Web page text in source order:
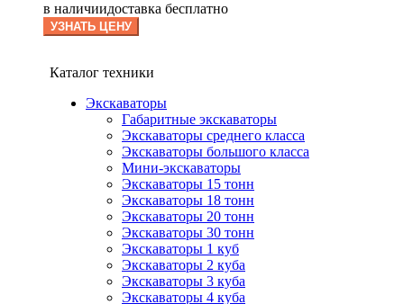
в наличиидоставка бесплатно
УЗНАТЬ ЦЕНУ
Каталог техники
Экскаваторы
Габаритные экскаваторы
Экскаваторы среднего класса
Экскаваторы большого класса
Мини-экскаваторы
Экскаваторы 15 тонн
Экскаваторы 18 тонн
Экскаваторы 20 тонн
Экскаваторы 30 тонн
Экскаваторы 1 куб
Экскаваторы 2 куба
Экскаваторы 3 куба
Экскаваторы 4 куба